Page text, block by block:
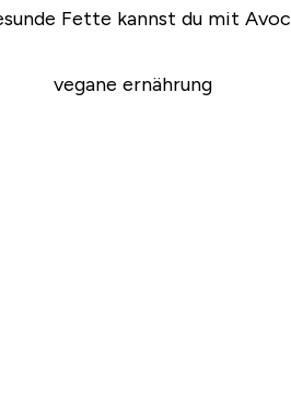
Fette kannst du mit